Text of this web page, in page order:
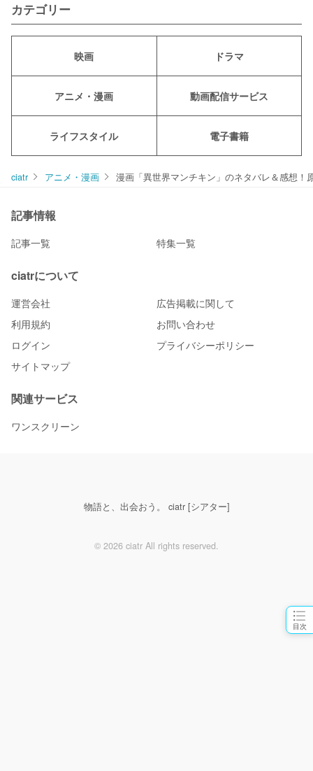
目次
カテゴリー
映画 ドラマ
アニメ・漫画 動画配信サービス
ライフスタイル 電子書籍
ciatr アニメ・漫画 漫画「異世界マンチキン」のネタバレ＆感想
記事情報
記事一覧 特集一覧
ciatrについて
運営会社
広告掲載に関して
利用規約
お問い合わせ
ログイン
プライバシーポリシー
サイトマップ
関連サービス
ワンスクリーン
物語と、出会おう。 ciatr [シアター]
© 2026 ciatr All rights reserved.